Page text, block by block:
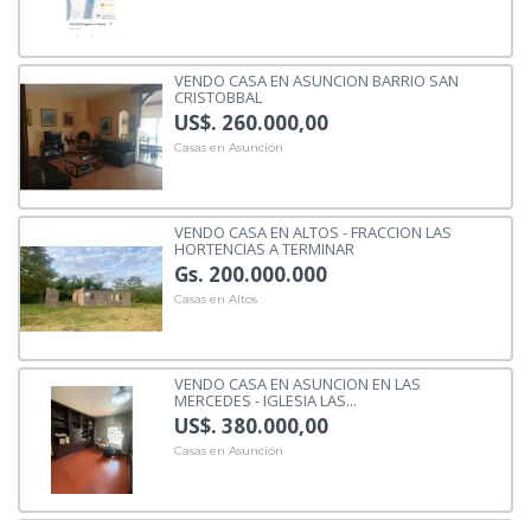
VENDO CASA EN ASUNCION BARRIO SAN
CRISTOBBAL
US$. 260.000,00
Casas en Asunción
VENDO CASA EN ALTOS - FRACCION LAS
HORTENCIAS A TERMINAR
Gs. 200.000.000
Casas en Altos
VENDO CASA EN ASUNCION EN LAS
MERCEDES - IGLESIA LAS...
US$. 380.000,00
Casas en Asunción